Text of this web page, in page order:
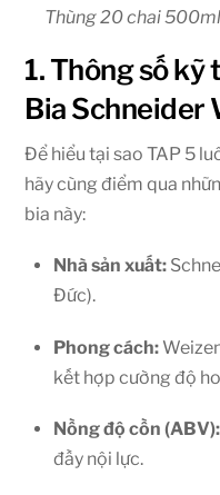
Thùng 20 chai
1. Thông số kỹ
Bia Schneider
Để hiểu tại sao TAP 5
hãy cùng điểm qua
bia này:
Nhà sản xuất:
Đức).
Phong cách:
kết hợp cường độ
Nồng độ cồn (ABV):
đầy nội lực.